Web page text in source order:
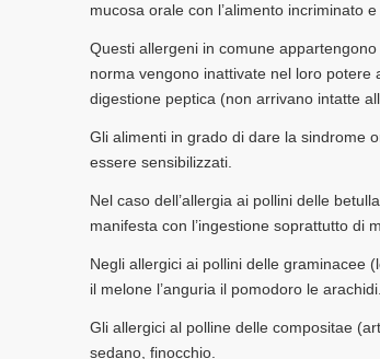
mucosa orale con l’alimento incriminato
Questi allergeni in comune
norma vengono inattivate nel loro
digestione peptica (non arrivano intatte
Gli alimenti in grado di dare la sindrome
essere sensibilizzati.
Nel caso dell’allergia ai pollini delle
manifesta con l’ingestione soprattutto di
Negli allergici ai pollini delle graminacee
il melone l’anguria il pomodoro le arachidi.
Gli allergici al polline delle compositae
sedano, finocchio.